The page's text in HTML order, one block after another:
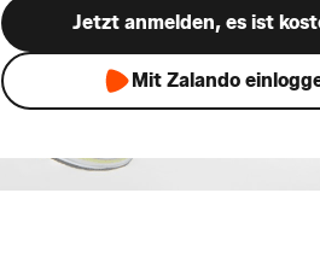
Jetzt anmelden, es ist
Mit Zalando